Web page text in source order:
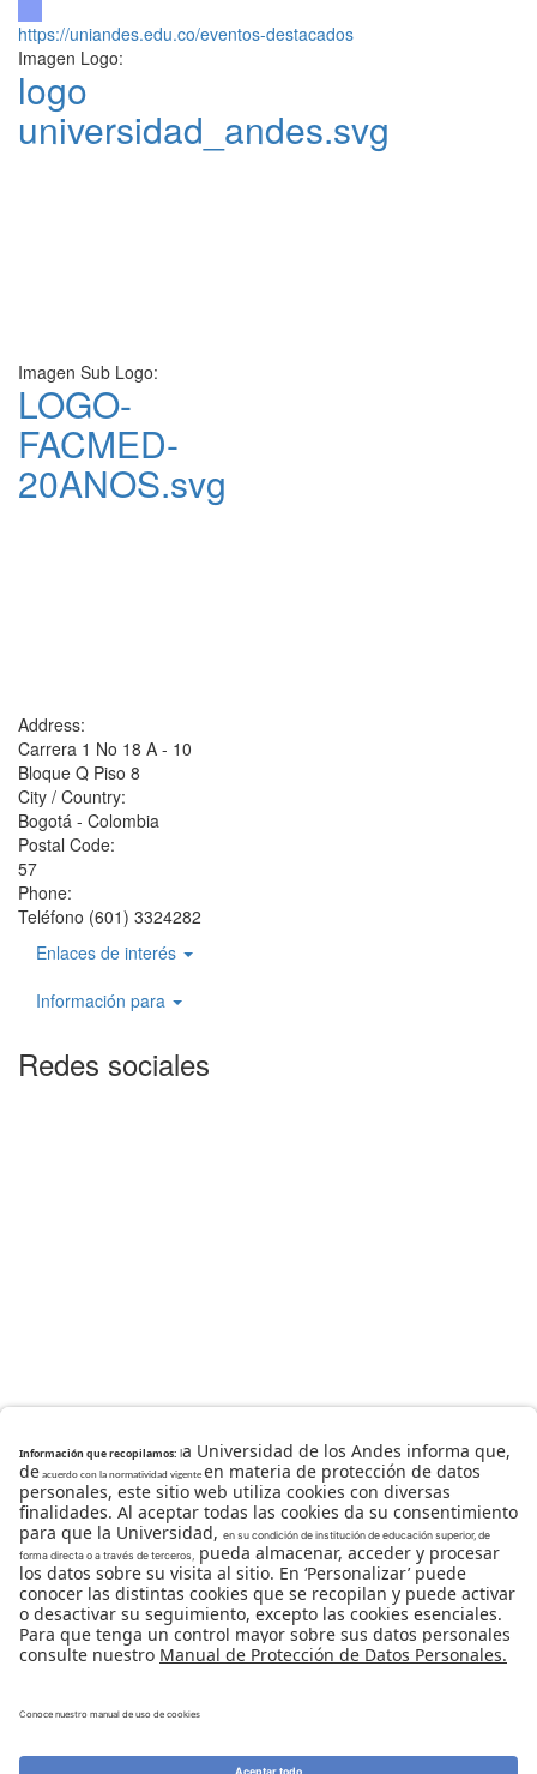
https://uniandes.edu.co/eventos-destacados
Imagen Logo:
logo
universidad_andes.svg
Imagen Sub Logo:
LOGO-
FACMED-
20ANOS.svg
Address:
Carrera 1 No 18 A - 10
Bloque Q Piso 8
City / Country:
Bogotá - Colombia
Postal Code:
57
Phone:
Teléfono (601) 3324282
Enlaces de interés
Información para
Redes sociales
de mayo de 1964.